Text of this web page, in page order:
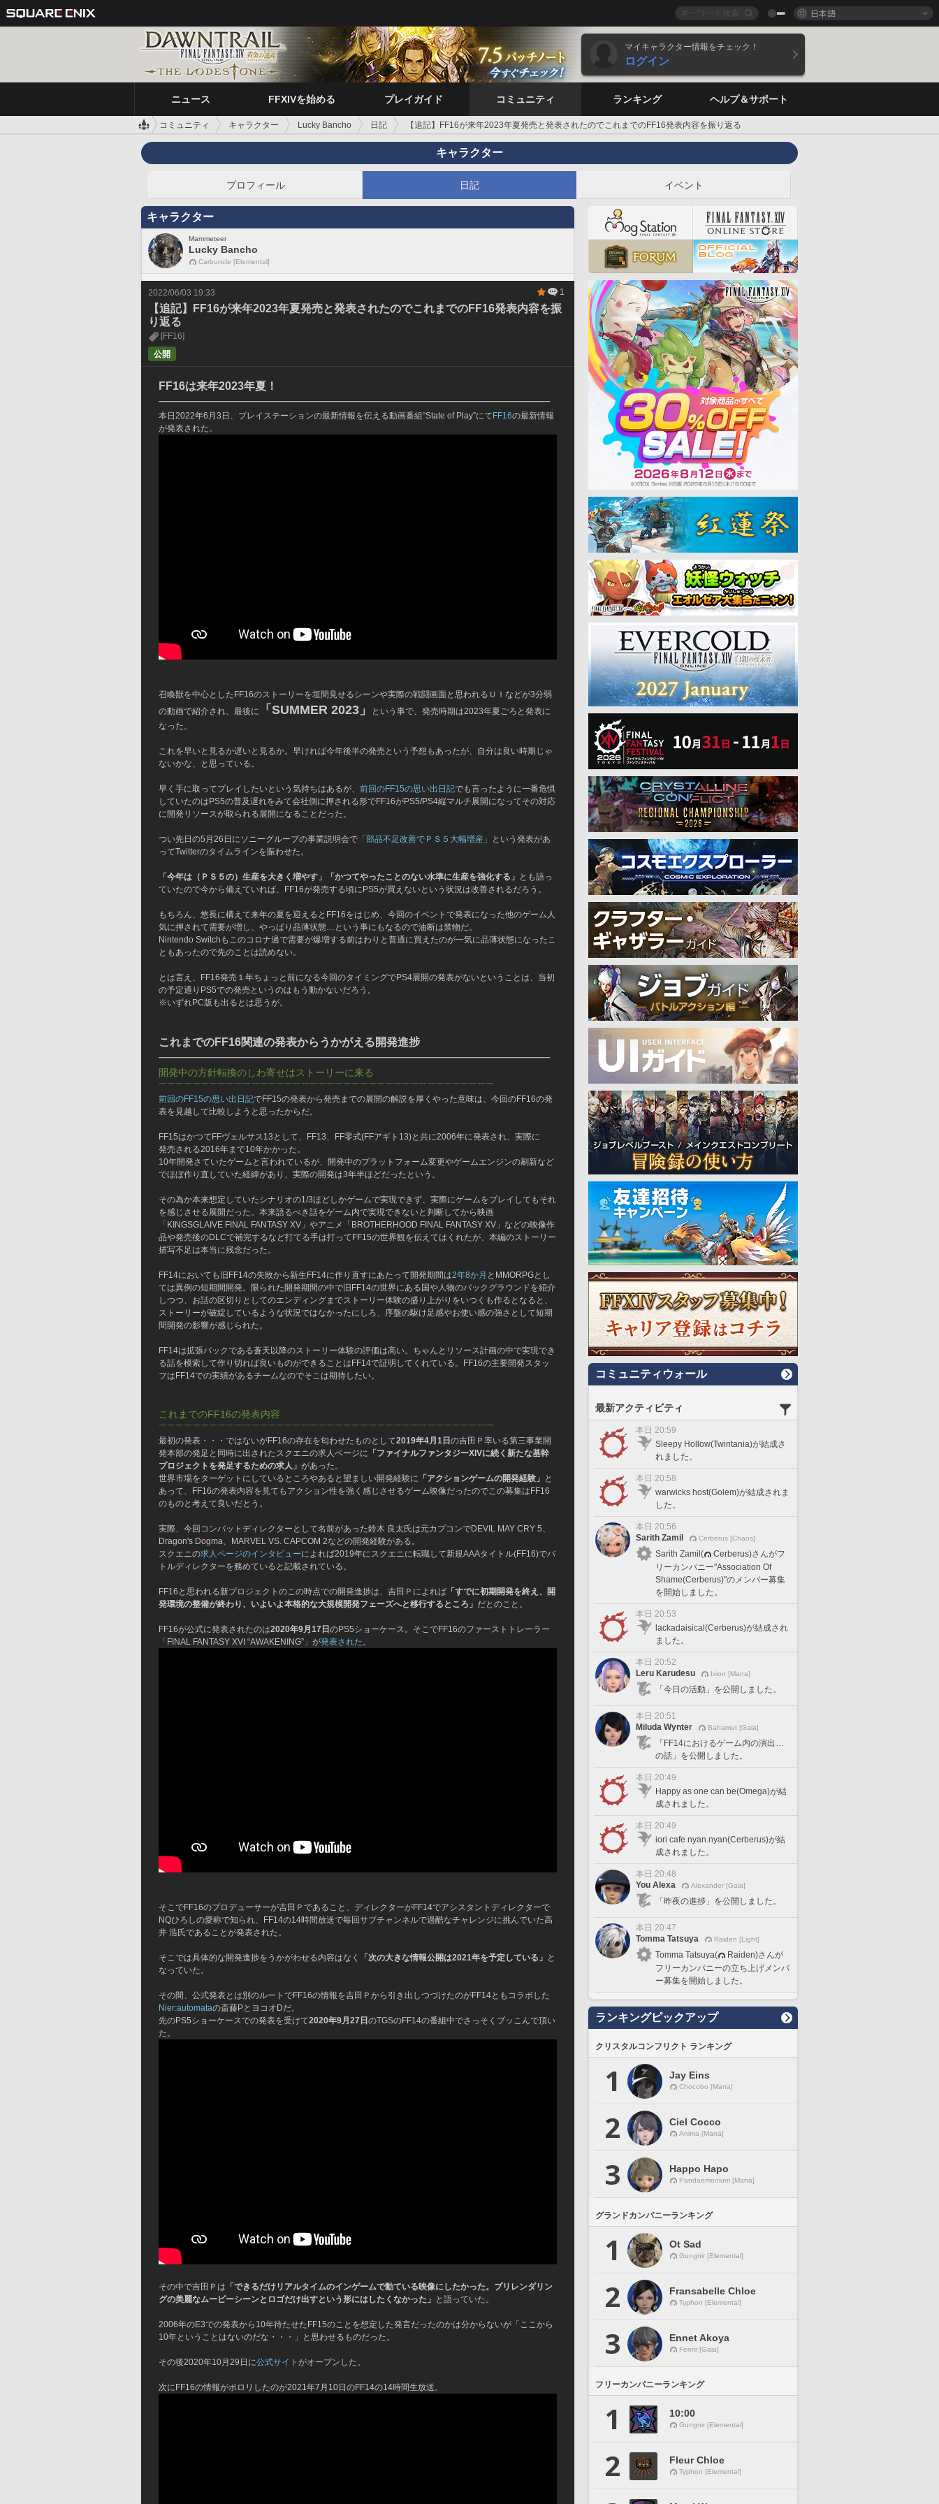
日本語
マイキャラクター情報をチェック！
ログイン
ニュース FFXIVを始める プレイガイド コミュニティ ランキング ヘルプ＆サポート
コミュニティ キャラクター Lucky Bancho 日記 【追記】FF16が来年2023年夏発売と発表されたのでこれまでのFF16発表内容を振り返る
キャラクター
プロフィール 日記 イベント
キャラクター
Mammeteer
Lucky Bancho
Carbuncle [Elemental]
2022/06/03 19:33 1
【追記】FF16が来年2023年夏発売と発表されたのでこれまでのFF16発表内容を振
り返る
[FF16]
公開
FF16は来年2023年夏！
━━━━━━━━━━━━━━━━━━━━━━━━━━━━━━━━━━━━━━━━
本日2022年6月3日、プレイステーションの最新情報を伝える動画番組“State of Play”にて FF16の最新情報
が発表された。
召喚獣を中心としたFF16のストーリーを垣間見せるシーンや実際の戦闘画面と思われるＵＩなどが3分弱
の動画で紹介され、最後に
「SUMMER 2023」
という事で、発売時期は2023年夏ごろと発表に
なった。
これを早いと見るか遅いと見るか。早ければ今年後半の発売という予想もあったが、自分は良い時期じゃ
ないかな、と思っている。
早く手に取ってプレイしたいという気持ちはあるが、 前回のFF15の思い出日記でも言ったように一番危惧
していたのはPS5の普及遅れをみて会社側に押される形でFF16がPS5/PS4縦マルチ展開になってその対応
に開発リソースが取られる展開になることだった。
つい先日の5月26日にソニーグループの事業説明会で 「部品不足改善でＰＳ５大幅増産」
という発表があ
ってTwitterのタイムラインを賑わせた。
「今年は（ＰＳ５の）生産を大きく増やす」「かつてやったことのない水準に生産を強化する」 とも語っ
ていたので今から備えていれば、FF16が発売する頃にPS5が買えないという状況は改善されるだろう。
もちろん、悠長に構えて来年の夏を迎えるとFF16をはじめ、今回のイベントで発表になった他のゲーム人
気に押されて需要が増し、やっぱり品薄状態…という事にもなるので油断は禁物だ。
Nintendo Switchもこのコロナ過で需要が爆増する前はわりと普通に買えたのが一気に品薄状態になったこ
ともあったので先のことは読めない。
とは言え、FF16発売１年ちょっと前になる今回のタイミングでPS4展開の発表がないということは、当初
の予定通りPS5での発売というのはもう動かないだろう。
※いずれPC版も出るとは思うが。
これまでのFF16関連の発表からうかがえる開発進捗
━━━━━━━━━━━━━━━━━━━━━━━━━━━━━━━━━━━━━━━━
開発中の方針転換のしわ寄せはストーリーに来る
￣￣￣￣￣￣￣￣￣￣￣￣￣￣￣￣￣￣￣￣￣￣￣￣￣￣￣￣￣￣￣￣￣￣￣￣￣￣￣￣
前回のFF15の思い出日記でFF15の発表から発売までの展開の解説を厚くやった意味は、今回のFF16の発
表を見越して比較しようと思ったからだ。
FF15はかつてFFヴェルサス13として、FF13、FF零式(FFアギト13)と共に2006年に発表され、実際に
発売される2016年まで10年かかった。
10年開発さていたゲームと言われているが、開発中のプラットフォーム変更やゲームエンジンの刷新など
でほぼ作り直していた経緯があり、実際の開発は3年半ほどだったという。
その為か本来想定していたシナリオの1/3ほどしかゲームで実現できず、実際にゲームをプレイしてもそれ
を感じさせる展開だった。本来語るべき話をゲーム内で実現できないと判断してから映画
「KINGSGLAIVE FINAL FANTASY XV」やアニメ「BROTHERHOOD FINAL FANTASY XV」などの映像作
品や発売後のDLCで補完するなど打てる手は打ってFF15の世界観を伝えてはくれたが、本編のストーリー
描写不足は本当に残念だった。
FF14においても旧FF14の失敗から新生FF14に作り直すにあたって開発期間は2年8か月 とMMORPGとし
ては異例の短期間開発。限られた開発期間の中で旧FF14の世界にある国や人物のバックグラウンドを紹介
しつつ、お話の区切りとしてのエンディングまでストーリー体験の盛り上がりをいつくも作るとなると、
ストーリーが破綻しているような状況ではなかったにしろ、序盤の駆け足感やお使い感の強さとして短期
間開発の影響が感じられた。
FF14は拡張パックである蒼天以降のストーリー体験の評価は高い。ちゃんとリソース計画の中で実現でき
る話を模索して作り切れば良いものができることはFF14で証明してくれている。FF16の主要開発スタッ
フはFF14での実績があるチームなのでそこは期待したい。
これまでのFF16の発表内容
￣￣￣￣￣￣￣￣￣￣￣￣￣￣￣￣￣￣￣￣￣￣￣￣￣￣￣￣￣￣￣￣￣￣￣￣￣￣￣￣
最初の発表・・・ではないがFF16の存在を匂わせたものとして2019年4月1日 の吉田Ｐ率いる第三事業開
発本部の発足と同時に出されたスクエニの求人ページに 「ファイナルファンタジーXIVに続く新たな基幹
プロジェクトを発足するための求人」 があった。
世界市場をターゲットにしているところやあると望ましい開発経験に 「アクションゲームの開発経験」 と
あって、FF16の発表内容を見てもアクション性を強く感じさせるゲーム映像だったのでこの募集はFF16
のものと考えて良いだとう。
実際、今回コンバットディレクターとして名前があった鈴木 良太氏は元カプコンでDEVIL MAY CRY 5、
Dragon's Dogma、MARVEL VS. CAPCOM 2などの開発経験がある。
スクエニの求人ページのインタビューによれば2019年にスクエニに転職して新規AAAタイトル(FF16)でバ
トルディレクターを務めていると記載されている。
FF16と思われる新プロジェクトのこの時点での開発進捗は、吉田Ｐによれば 「すでに初期開発を終え、開
発環境の整備が終わり、いよいよ本格的な大規模開発フェーズへと移行するところ」 だとのこと。
FF16が公式に発表されたのは2020年9月17日 のPS5ショーケース。そこでFF16のファーストトレーラー
「FINAL FANTASY XVI “AWAKENING”」が発表された。
そこでFF16のプロデューサーが吉田Ｐであること、ディレクターがFF14でアシスタントディレクターで
NQひろしの愛称で知られ、FF14の14時間放送で毎回サブチャンネルで過酷なチャレンジに挑んでいた高
井 浩氏であることが発表された。
そこでは具体的な開発進捗をうかがわせる内容はなく 「次の大きな情報公開は2021年を予定している」 と
なっていた。
その間、公式発表とは別のルートでFF16の情報を吉田Ｐから引き出しつづけたのがFF14ともコラボした
Nier:automataの斎藤PとヨコオDだ。
先のPS5ショーケースでの発表を受けて2020年9月27日のTGSのFF14の番組中でさっそくブッこんで頂い
た。
その中で吉田Ｐは 「できるだけリアルタイムのインゲームで動ている映像にしたかった。プリレンダリン
グの美麗なムービーシーンとロゴだけ出すという形にはしたくなかった」 と語っていた。
2006年のE3での発表から10年待たせたFF15のことを想定した発言だったのかは分からないが「ここから
10年ということはないのだな・・・」と思わせるものだった。
その後2020年10月29日に公式サイト がオープンした。
次にFF16の情報がポロリしたのが2021年7月10日のFF14の14時間生放送。
コミュニティウォール
最新アクティビティ
本日 20:59
Sleepy Hollow(Twintania)が結成さ
れました。
本日 20:58
warwicks host(Golem)が結成されま
した。
本日 20:56
Sarith Zamil
Cerberus [Chaos]
Sarith Zamil(
Cerberus)さんがフ
リーカンパニー"Association Of
Shame(Cerberus)"のメンバー募集
を開始しました。
本日 20:53
lackadaisical(Cerberus)が結成され
ました。
本日 20:52
Leru Karudesu
Ixion [Mana]
「今日の活動」を公開しました。
本日 20:51
Miluda Wynter
Bahamut [Gaia]
「FF14におけるゲーム内の演出…
の話」を公開しました。
本日 20:49
Happy as one can be(Omega)が結
成されました。
本日 20:49
iori cafe nyan.nyan(Cerberus)が結
成されました。
本日 20:48
You Alexa
Alexander [Gaia]
「昨夜の進捗」を公開しました。
本日 20:47
Tomma Tatsuya
Raiden [Light]
Tomma Tatsuya(
Raiden)さんが
フリーカンパニーの立ち上げメンバ
ー募集を開始しました。
ランキングピックアップ
クリスタルコンフリクト ランキング
1 Jay Eins
Chocobo [Mana]
2 Ciel Cocco
Anima [Mana]
3 Happo Hapo
Pandaemonium [Mana]
グランドカンパニーランキング
1 Ot Sad
Gungnir [Elemental]
2 Fransabelle Chloe
Typhon [Elemental]
3 Ennet Akoya
Fenrir [Gaia]
フリーカンパニーランキング
1 10:00
Gungnir [Elemental]
2 Fleur Chloe
Typhon [Elemental]